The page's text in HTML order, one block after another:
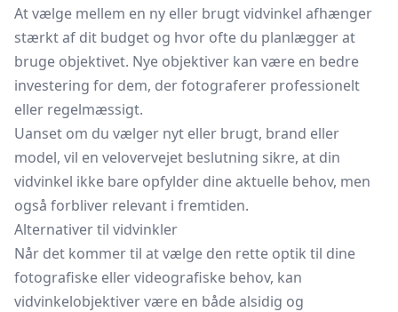
At vælge mellem en ny eller brugt vidvinkel afhænger
stærkt af dit budget og hvor ofte du planlægger at
bruge objektivet. Nye objektiver kan være en bedre
investering for dem, der fotograferer professionelt
eller regelmæssigt.
Uanset om du vælger nyt eller brugt, brand eller
model, vil en velovervejet beslutning sikre, at din
vidvinkel ikke bare opfylder dine aktuelle behov, men
også forbliver relevant i fremtiden.
Alternativer til vidvinkler
Når det kommer til at vælge den rette optik til dine
fotografiske eller videografiske behov, kan
vidvinkelobjektiver være en både alsidig og